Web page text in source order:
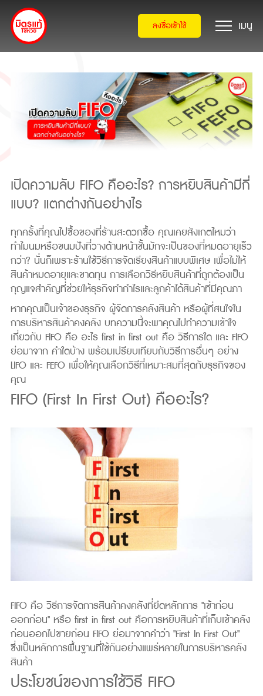
ลงชื่อเข้าใช้
เปิดความลับ FIFO คืออะไร? การหยิบสินค้ามีกี่
แบบ? แตกต่างกันอย่างไร
ทุกครั้งที่คุณไปซื้อของที่ร้านสะดวกซื้อ คุณเคยสังเกตไหมว่า
ทำไมนมหรือขนมปังที่วางด้านหน้าชั้นมักจะเป็นของที่หมดอายุเร็ว
กว่า? นั่นก็เพราะร้านใช้วิธีการจัดเรียงสินค้าแบบพิเศษ เพื่อไม่ให้
สินค้าหมดอายุและขาดทุน การเลือกวิธีหยิบสินค้าที่ถูกต้องเป็น
กุญแจสำคัญที่ช่วยให้ธุรกิจทำกำไรและลูกค้าได้สินค้าที่มีคุณภา
หากคุณเป็นเจ้าของธุรกิจ ผู้จัดการคลังสินค้า หรือผู้ที่สนใจใน
การบริหารสินค้าคงคลัง บทความนี้จะพาคุณไปทำความเข้าใจ
เกี่ยวกับ FIFO คือ อะไร first in first out คือ วิธีการใด และ FIFO
ย่อมาจาก คำใดบ้าง พร้อมเปรียบเทียบกับวิธีการอื่นๆ อย่าง
LIFO และ FEFO เพื่อให้คุณเลือกวิธีที่เหมาะสมที่สุดกับธุรกิจของ
คุณ
FIFO (First In First Out) คืออะไร?
FIFO คือ วิธีการจัดการสินค้าคงคลังที่ยึดหลักการ "เข้าก่อน
ออกก่อน" หรือ first in first out คือการหยิบสินค้าที่เก็บเข้าคลัง
ก่อนออกไปขายก่อน FIFO ย่อมาจากคำว่า "First In First Out"
ซึ่งเป็นหลักการพื้นฐานที่ใช้กันอย่างแพร่หลายในการบริหารคลัง
สินค้า
ประโยชน์ของการใช้วิธี FIFO